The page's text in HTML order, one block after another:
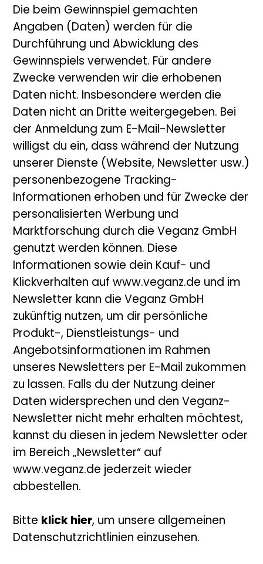
Die beim Gewinnspiel gemachten
Angaben (Daten) werden für die
Durchführung und Abwicklung des
Gewinnspiels verwendet. Für andere
Zwecke verwenden wir die erhobenen
Daten nicht. Insbesondere werden die
Daten nicht an Dritte weitergegeben. Bei
der Anmeldung zum E-Mail-Newsletter
willigst du ein, dass während der Nutzung
unserer Dienste (Website, Newsletter usw.)
personenbezogene Tracking-
Informationen erhoben und für Zwecke der
personalisierten Werbung und
Marktforschung durch die Veganz GmbH
genutzt werden können. Diese
Informationen sowie dein Kauf- und
Klickverhalten auf www.veganz.de und im
Newsletter kann die Veganz GmbH
zukünftig nutzen, um dir persönliche
Produkt-, Dienstleistungs- und
Angebotsinformationen im Rahmen
unseres Newsletters per E-Mail zukommen
zu lassen. Falls du der Nutzung deiner
Daten widersprechen und den Veganz-
Newsletter nicht mehr erhalten möchtest,
kannst du diesen in jedem Newsletter oder
im Bereich „Newsletter“ auf
www.veganz.de jederzeit wieder
abbestellen.
Bitte klick hier, um unsere allgemeinen
Datenschutzrichtlinien einzusehen.